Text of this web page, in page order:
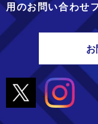
用のお問い合わせ